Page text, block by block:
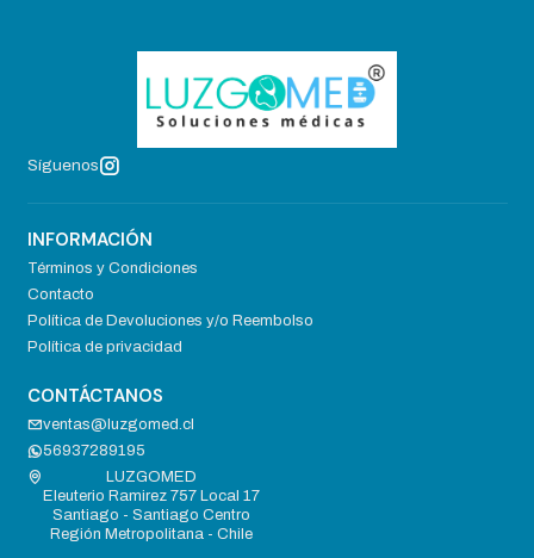
Síguenos
INFORMACIÓN
Términos y Condiciones
Contacto
Política de Devoluciones y/o Reembolso
Política de privacidad
CONTÁCTANOS
ventas@luzgomed.cl
56937289195
LUZGOMED
Eleuterio Ramirez 757 Local 17
Santiago - Santiago Centro
Región Metropolitana - Chile